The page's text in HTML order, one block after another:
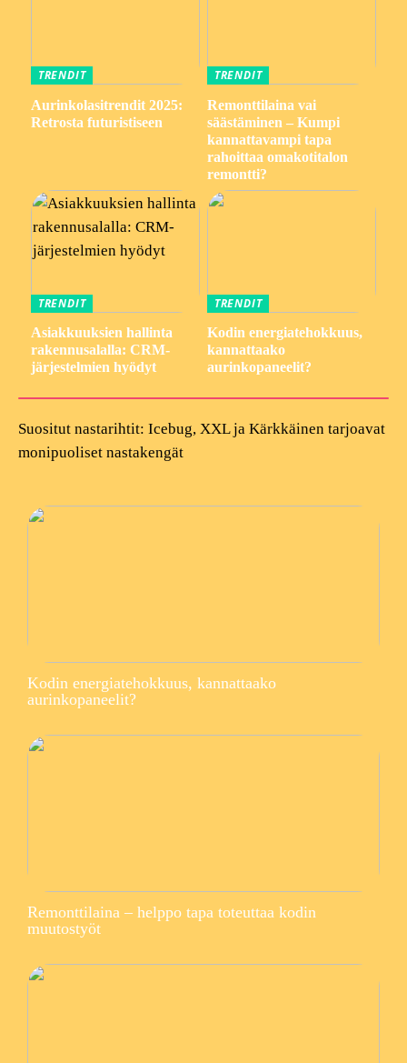
TRENDIT
Aurinkolasitrendit 2025:
Retrosta futuristiseen
TRENDIT
Remonttilaina vai
säästäminen – Kumpi
kannattavampi tapa
rahoittaa omakotitalon
remontti?
TRENDIT
Asiakkuuksien hallinta
rakennusalalla: CRM-
järjestelmien hyödyt
TRENDIT
Kodin energiatehokkuus,
kannattaako
aurinkopaneelit?
Suositut nastarihtit: Icebug, XXL ja Kärkkäinen tarjoavat
monipuoliset nastakengät
Kodin energiatehokkuus, kannattaako
aurinkopaneelit?
Remonttilaina – helppo tapa toteuttaa kodin
muutostyöt